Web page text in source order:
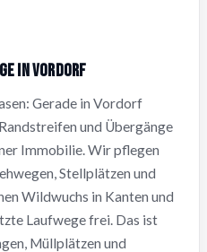
in Vordorf
Gerade in Vordorf
und Übergänge
Immobilie. Wir pflegen
Stellplätzen und
Wildwuchs in Kanten und
Laufwege frei. Das ist
Müllplätzen und